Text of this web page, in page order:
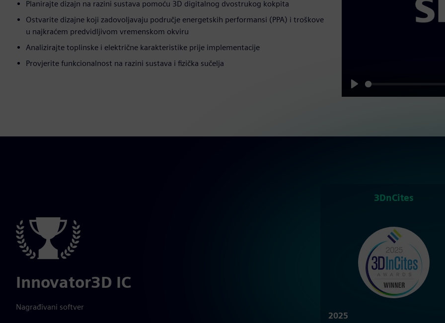
Planirajte dizajn na razini sustava pomoću 3D digitalnog dvostrukog kokpita
Ostvarite dizajne koji zadovoljavaju područje energetskih performansi (PPA) i troškove
u najkraćem predvidljivom vremenskom okviru
Analizirajte toplinske i električne karakteristike prije implementacije
Provjerite funkcionalnost na razini sustava i fizička sučelja
Play
Innovator3D IC
Nagrađivani softver
3DnCites
2025